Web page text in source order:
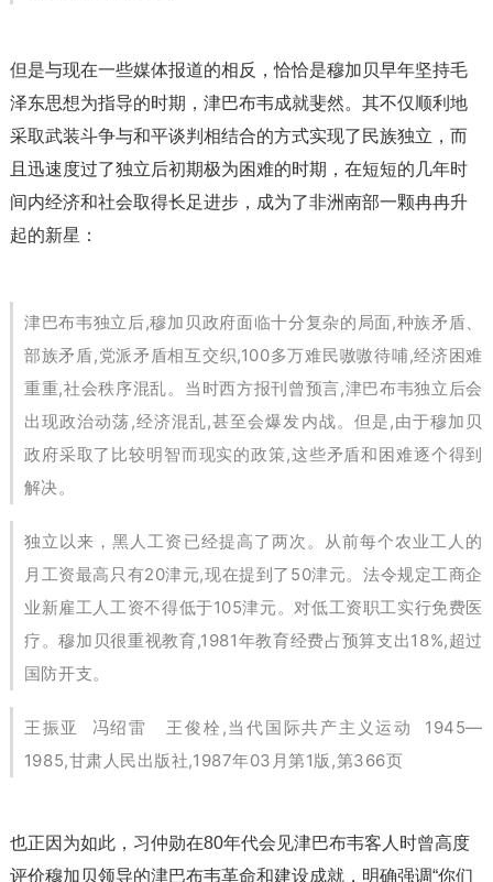
但是与现在一些媒体报道的相反，恰恰是穆加贝早年坚持毛
泽东思想为指导的时期，津巴布韦成就斐然。其不仅顺利地
采取武装斗争与和平谈判相结合的方式实现了民族独立，而
且迅速度过了独立后初期极为困难的时期，在短短的几年时
间内经济和社会取得长足进步，成为了非洲南部一颗冉冉升
起的新星：
津巴布韦独立后,穆加贝政府面临十分复杂的局面,种族矛盾、
部族矛盾,党派矛盾相互交织,100多万难民嗷嗷待哺,经济困难
重重,社会秩序混乱。当时西方报刊曾预言,津巴布韦独立后会
出现政治动荡,经济混乱,甚至会爆发内战。但是,由于穆加贝
政府采取了比较明智而现实的政策,这些矛盾和困难逐个得到
解决。
独立以来，黑人工资已经提高了两次。从前每个农业工人的
月工资最高只有20津元,现在提到了50津元。法令规定工商企
业新雇工人工资不得低于105津元。对低工资职工实行免费医
疗。穆加贝很重视教育,1981年教育经费占预算支出18%,超过
国防开支。
王振亚 冯绍雷 王俊栓,当代国际共产主义运动 1945—
1985,甘肃人民出版社,1987年03月第1版,第366页
也正因为如此，习仲勋在80年代会见津巴布韦客人时曾高度
评价穆加贝领导的津巴布韦革命和建设成就，明确强调“你们